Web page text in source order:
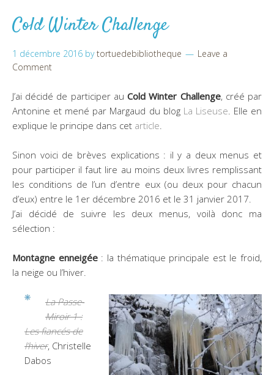
Cold Winter Challenge
1 décembre 2016 bytortuedebibliotheque
Leave a
Comment
J’ai décidé de participer auCold Winter Challenge, créé par
Antonine et mené par Margaud du blog La Liseuse . Elle en
explique le principe dans cet article
Sinon voici de brèves explications : il y a deux menus et
pour participer il faut lire au moins deux livres remplissant
les conditions de l’un d’entre eux (ou deux pour chacun
d’eux) entre le 1er décembre 2016 et le 31 janvier 2017.
J’ai décidé de suivre les deux menus, voilà donc ma
sélection :
Montagne enneigée: la thématique principale est le froid,
la neige ou l’hiver.
La Passe-
Miroir 1 :
Les fiancés de
l’hiver, Christelle
Dabos